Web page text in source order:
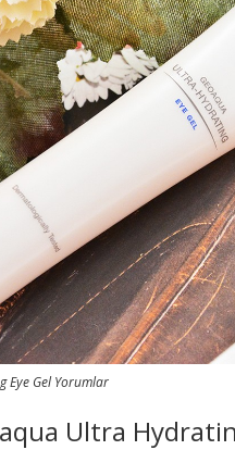
Eye Gel Yorumlar
Ultra